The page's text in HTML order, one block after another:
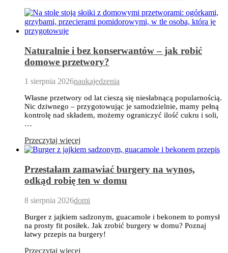
Naturalnie i bez konserwantów – jak robić
domowe przetwory?
1 sierpnia 2026naukajedzenia
Własne przetwory od lat cieszą się niesłabnącą popularnością.
Nic dziwnego – przygotowując je samodzielnie, mamy pełną
kontrolę nad składem, możemy ograniczyć ilość cukru i soli,
…
Przeczytaj więcej
Przestałam zamawiać burgery na wynos,
odkąd robię ten w domu
8 sierpnia 2026domi
Burger z jajkiem sadzonym, guacamole i bekonem to pomysł
na prosty fit posiłek. Jak zrobić burgery w domu? Poznaj
łatwy przepis na burgery!
Przeczytaj więcej